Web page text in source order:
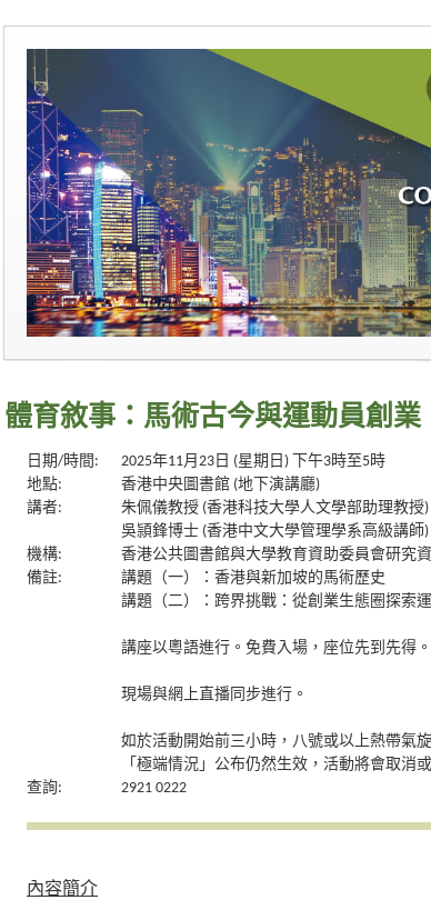
體育敘事：馬術古今與運動員創業
日期/時間:
2025年11月23日 (星期日) 下午3時至5時
地點:
香港中央圖書館 (地下演講廳)
講者:
朱佩儀教授 (香港科技大學人文學部助理教授)
吳頴鋒博士 (香港中文大學管理學系高級講師)
機構:
香港公共圖書館與大學教育資助委員會研究
備註:
講題（一）：香港與新加坡的馬術歷史
講題（二）：跨界挑戰：從創業生態圈探索
講座以粵語進行。免費入場，座位先到先得。
現場與網上直播同步進行。
如於活動開始前三小時，八號或以上熱帶氣
「極端情況」公布仍然生效，活動將會取消
查詢:
2921 0222
內容簡介